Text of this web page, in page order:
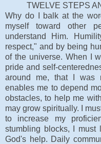
TWELVE STEPS
Why do I balk at the
myself toward other
understand Him.
respect," and by being
of the universe. When I
pride and self-
around me, that I was
enables me to depend
obstacles, to help me
may grow spiritually. I
to increase my
stumbling blocks, I must
God's help. Daily